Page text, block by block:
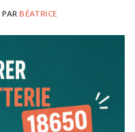
PARBÉATRICE